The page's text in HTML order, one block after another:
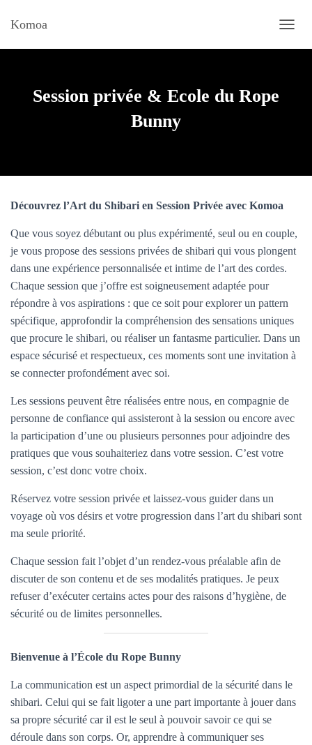
Komoa
É
T
I
Session privée & Ecole du Rope
Bunny
Découvrez l’Art du Shibari en Session Privée avec Komoa
Que vous soyez débutant ou plus expérimenté, seul ou en couple,
je vous propose des sessions privées de shibari qui vous plongent
dans une expérience personnalisée et intime de l’art des cordes.
Chaque session que j’offre est soigneusement adaptée pour
répondre à vos aspirations : que ce soit pour explorer un pattern
spécifique, approfondir la compréhension des sensations uniques
que procure le shibari, ou réaliser un fantasme particulier. Dans un
espace sécurisé et respectueux, ces moments sont une invitation à
se connecter profondément avec soi.
Les sessions peuvent être réalisées entre nous, en compagnie de
personne de confiance qui assisteront à la session ou encore avec
la participation d’une ou plusieurs personnes pour adjoindre des
pratiques que vous souhaiteriez dans votre session. C’est votre
session, c’est donc votre choix.
Réservez votre session privée et laissez-vous guider dans un
voyage où vos désirs et votre progression dans l’art du shibari sont
ma seule priorité.
Chaque session fait l’objet d’un rendez-vous préalable afin de
discuter de son contenu et de ses modalités pratiques. Je peux
refuser d’exécuter certains actes pour des raisons d’hygiène, de
sécurité ou de limites personnelles.
Bienvenue à l’École du Rope Bunny
La communication est un aspect primordial de la sécurité dans le
shibari. Celui qui se fait ligoter a une part importante à jouer dans
sa propre sécurité car il est le seul à pouvoir savoir ce qui se
déroule dans son corps. Or, apprendre à communiquer ses